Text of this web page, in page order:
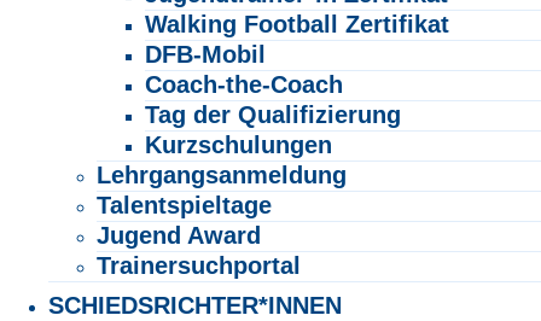
Walking Football Zertifikat
DFB-Mobil
Coach-the-Coach
Tag der Qualifizierung
Kurzschulungen
Lehrgangsanmeldung
Talentspieltage
Jugend Award
Trainersuchportal
SCHIEDSRICHTER*INNEN